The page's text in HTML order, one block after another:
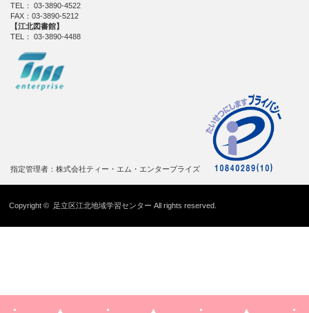
TEL： 03-3890-4522
FAX：03-3890-5212
【江北図書館】
TEL： 03-3890-4488
指定管理者：株式会社ティー・エム・エンタープライズ
Copyright © 足立区江北地域学習センター All rights reserved.